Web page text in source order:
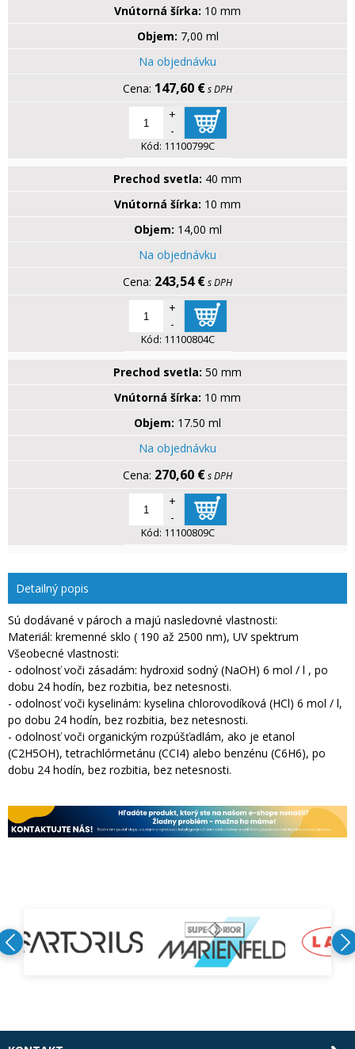
Vnútorná šírka: 10 mm
Objem: 7,00 ml
Na objednávku
147,60 €s DPH
+
-
Kód: 11100799C
Prechod svetla: 40 mm
Vnútorná šírka: 10 mm
Objem: 14,00 ml
Na objednávku
243,54 €s DPH
+
-
Kód: 11100804C
Prechod svetla: 50 mm
Vnútorná šírka: 10 mm
Objem: 17.50 ml
Na objednávku
270,60 €s DPH
+
-
Kód: 11100809C
Detailný popis
Sú dodávané v pároch a majú nasledovné vlastnosti:
Materiál: kremenné sklo ( 190 až 2500 nm), UV spektrum
Všeobecné vlastnosti:
- odolnosť voči zásadám: hydroxid sodný (NaOH) 6 mol / l , po
dobu 24 hodín, bez rozbitia, bez netesnosti.
- odolnosť voči kyselinám: kyselina chlorovodíková (HCl) 6 mol / l,
po dobu 24 hodín, bez rozbitia, bez netesnosti.
- odolnosť voči organickým rozpúšťadlám, ako je etanol
(C2H5OH), tetrachlórmetánu (CCI4) alebo benzénu (C6H6), po
dobu 24 hodín, bez rozbitia, bez netesnosti.